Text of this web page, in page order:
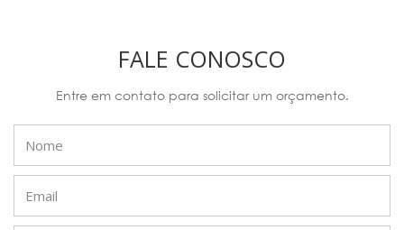
FALE CONOSCO
Entre em contato para solicitar um orçamento.